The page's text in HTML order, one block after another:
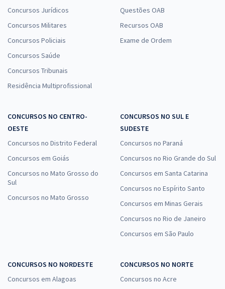
Concursos Jurídicos
Concursos Militares
Concursos Policiais
Concursos Saúde
Concursos Tribunais
Residência Multiprofissional
Questões OAB
Recursos OAB
Exame de Ordem
CONCURSOS NO CENTRO-
OESTE
Concursos no Distrito Federal
Concursos em Goiás
Concursos no Mato Grosso do
Sul
Concursos no Mato Grosso
CONCURSOS NO SUL E
SUDESTE
Concursos no Paraná
Concursos no Rio Grande do Sul
Concursos em Santa Catarina
Concursos no Espírito Santo
Concursos em Minas Gerais
Concursos no Rio de Janeiro
Concursos em São Paulo
CONCURSOS NO NORDESTE
Concursos em Alagoas
CONCURSOS NO NORTE
Concursos no Acre